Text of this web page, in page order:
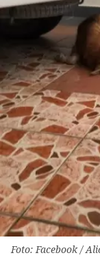
Foto: Facebook /